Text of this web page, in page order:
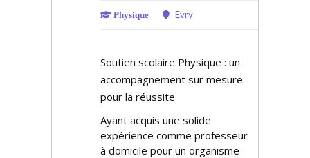
Physique Evry
Soutien scolaire Physique : un
accompagnement sur mesure
pour la réussite
Ayant acquis une solide
expérience comme professeur
à domicile pour un organisme